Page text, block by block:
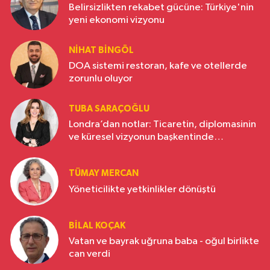
Belirsizlikten rekabet gücüne: Türkiye'nin
yeni ekonomi vizyonu
NIHAT BINGÖL
DOA sistemi restoran, kafe ve otellerde
zorunlu oluyor
TUBA SARAÇOĞLU
Londra’dan notlar: Ticaretin, diplomasinin
ve küresel vizyonun başkentinde
TÜMAY MERCAN
Yöneticilikte yetkinlikler dönüştü
BILAL KOÇAK
Vatan ve bayrak uğruna baba - oğul birlikte
can verdi